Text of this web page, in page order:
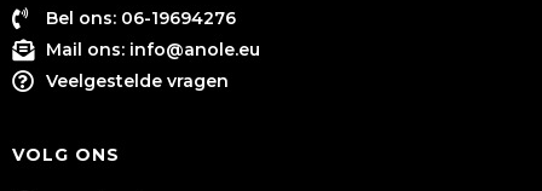
Bel ons: 06-19694276
Mail ons: info@anole.eu
Veelgestelde vragen
VOLG ONS